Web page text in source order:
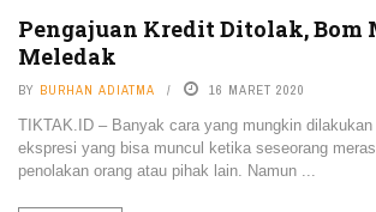
Pengajuan Kredit Ditolak, Bom
Meledak
BY BURHAN ADIATMA 16 MARET 2020
TIKTAK.ID – Banyak cara yang mungkin dilakukan
ekspresi yang bisa muncul ketika seseorang
penolakan orang atau pihak lain. Namun ...